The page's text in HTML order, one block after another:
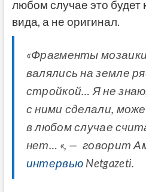
любом случае это будет
вида, а не оригинал.
«Фрагменты
валялись на земле
стройкой… Я не
с ними сделали,
в любом случае
нет… «, — говорит
интервью Netgazeti.